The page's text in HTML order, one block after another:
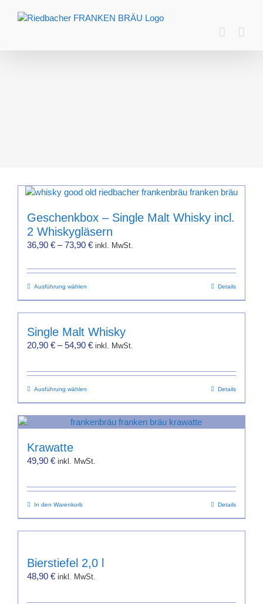
Inhalt
Geschenkbox – Single Malt Whisky incl.
2 Whiskygläsern
36,90 € –73,90 € inkl. MwSt.
Ausführung wählen
Produkt
weist
mehrere
Varianten
Optionen
auf
der
Produktseite
Details
Single Malt Whisky
20,90 € –54,90 € inkl. MwSt.
Ausführung wählen
Produkt
weist
mehrere
können
der
Produktseite
werden
Details
Krawatte
49,90 € inkl. MwSt.
In den Warenkorb Details
Bierstiefel 2,0 l
48,90 € inkl. MwSt.